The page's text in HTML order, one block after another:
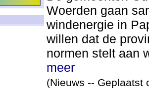
Woerden gaan
windenergie in
willen dat de
normen stelt aan
meer
(Nieuws -- Geplaatst